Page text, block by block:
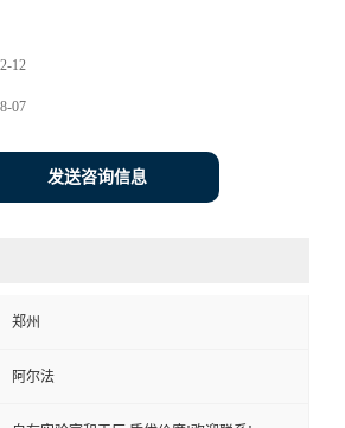
12
07
发送咨询信息
郑州
阿尔法